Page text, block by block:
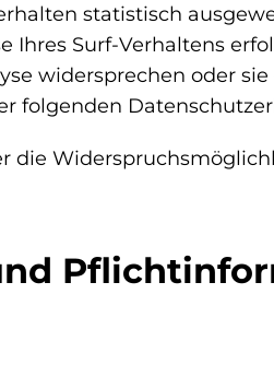
statistisch
Ihres Surf-Verhaltens
widersprechen oder
folgenden
die